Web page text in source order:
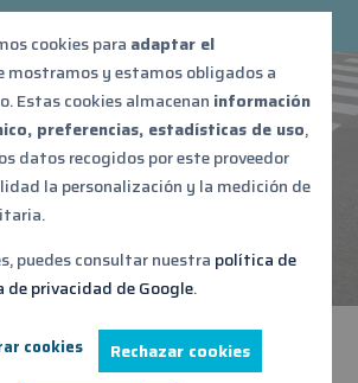
cookies para adaptar el
mostramos y estamos obligados a
Estas cookies almacenan información
preferencias, estadísticas de uso,
datos recogidos por este proveedor
la personalización y la medición de
puedes consultar nuestra política de
privacidad de Google.
cookies Rechazar cookies
eléctrico